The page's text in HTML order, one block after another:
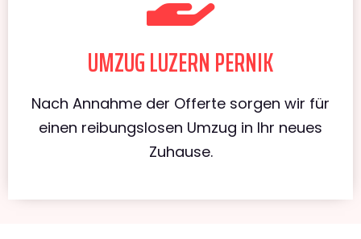
UMZUG LUZERN PERNIK
Nach Annahme der Offerte sorgen wir für
einen reibungslosen Umzug in Ihr neues
Zuhause.